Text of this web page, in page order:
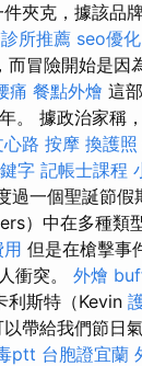
件夾克，據該品
所推薦 seo優化
冒險開始是因
痛 餐點外燴 這
。 據政治家稱
心路 按摩 換護照
字 記帳士課程
過一個聖誕節假
）中在多種類
但是在槍擊事
衝突。 外燴
利斯特（Kevin
帶給我們節日
ptt 台胞證宜蘭